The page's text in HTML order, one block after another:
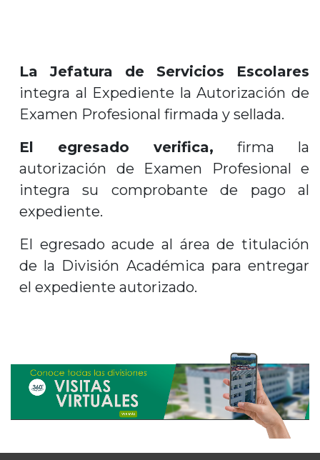
La Jefatura de Servicios Escolares
integra al Expediente la Autorización de
Examen Profesional firmada y sellada.
El egresado verifica, firma la
autorización de Examen Profesional e
integra su comprobante de pago al
expediente.
El egresado acude al área de titulación
de la División Académica para entregar
el expediente autorizado.